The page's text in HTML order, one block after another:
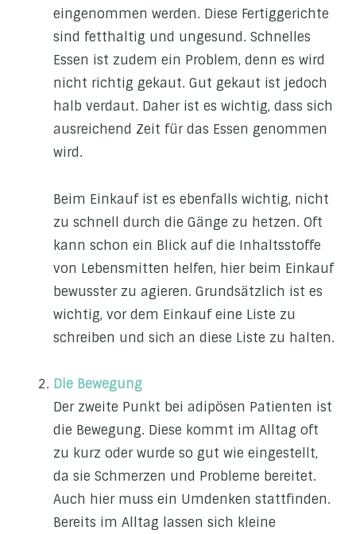
eingenommen werden. Diese Fertiggerichte
sind fetthaltig und ungesund. Schnelles
Essen ist zudem ein Problem, denn es wird
nicht richtig gekaut. Gut gekaut ist jedoch
halb verdaut. Daher ist es wichtig, dass sich
ausreichend Zeit für das Essen genommen
wird.
Beim Einkauf ist es ebenfalls wichtig, nicht
zu schnell durch die Gänge zu hetzen. Oft
kann schon ein Blick auf die Inhaltsstoffe
von Lebensmitten helfen, hier beim Einkauf
bewusster zu agieren. Grundsätzlich ist es
wichtig, vor dem Einkauf eine Liste zu
schreiben und sich an diese Liste zu halten.
Die Bewegung
Der zweite Punkt bei adipösen Patienten ist
die Bewegung. Diese kommt im Alltag oft
zu kurz oder wurde so gut wie eingestellt,
da sie Schmerzen und Probleme bereitet.
Auch hier muss ein Umdenken stattfinden.
Bereits im Alltag lassen sich kleine